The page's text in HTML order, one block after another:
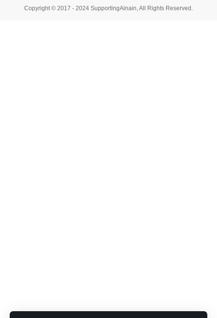
Copyright © 2017 - 2024 SupportingAinain, All Rights Reserved.